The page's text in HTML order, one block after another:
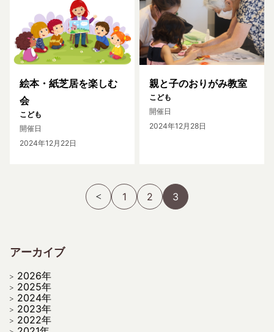
絵本・紙芝居を楽しむ
会
こども
開催日
2024年12月22日
親と子のおりがみ教室
こども
開催日
2024年12月28日
1 2 3
アーカイブ
2026年
2025年
2024年
2023年
2022年